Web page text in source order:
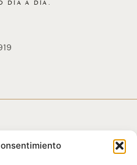
DÍA A DÍA.